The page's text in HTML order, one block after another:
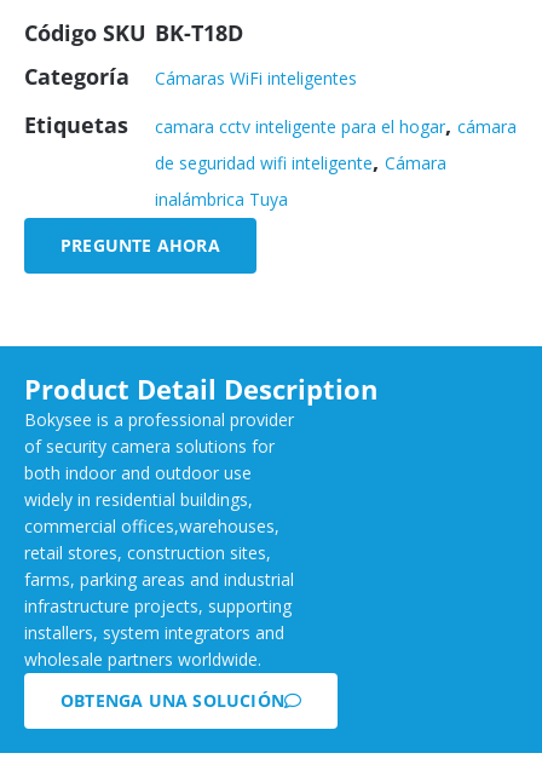
Código SKU BK-T18D
Categoría
Cámaras WiFi inteligentes
Etiquetas camara cctv inteligente para el hogar, cámara
de seguridad wifi inteligente, Cámara
inalámbrica Tuya
PREGUNTE AHORA
Product Detail Description
Bokysee is a professional provider
of security camera solutions for
both indoor and outdoor use
widely in residential buildings,
commercial offices,warehouses,
retail stores, construction sites,
farms, parking areas and industrial
infrastructure projects, supporting
installers, system integrators and
wholesale partners worldwide.
OBTENGA UNA SOLUCIÓN